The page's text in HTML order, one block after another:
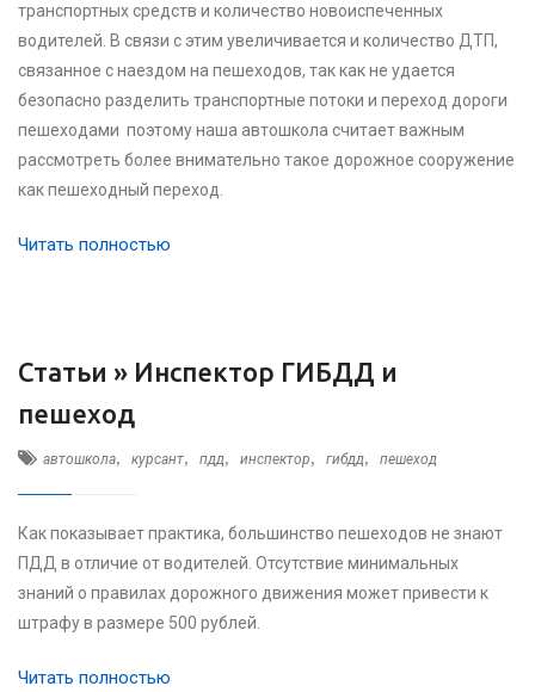
транспортных средств и количество новоиспеченных
водителей. В связи с этим увеличивается и количество ДТП,
связанное с наездом на пешеходов, так как не удается
безопасно разделить транспортные потоки и переход дороги
пешеходами поэтому наша автошкола считает важным
рассмотреть более внимательно такое дорожное сооружение
как пешеходный переход.
Читать полностью
Статьи » Инспектор ГИБДД и
пешеход
автошкола, курсант, пдд, инспектор, гибдд, пешеход
Как показывает практика, большинство пешеходов не знают
ПДД в отличие от водителей. Отсутствие минимальных
знаний о правилах дорожного движения может привести к
штрафу в размере 500 рублей.
Читать полностью